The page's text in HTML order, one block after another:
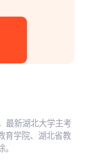
最新湖北大学主考
育学院、湖北省教